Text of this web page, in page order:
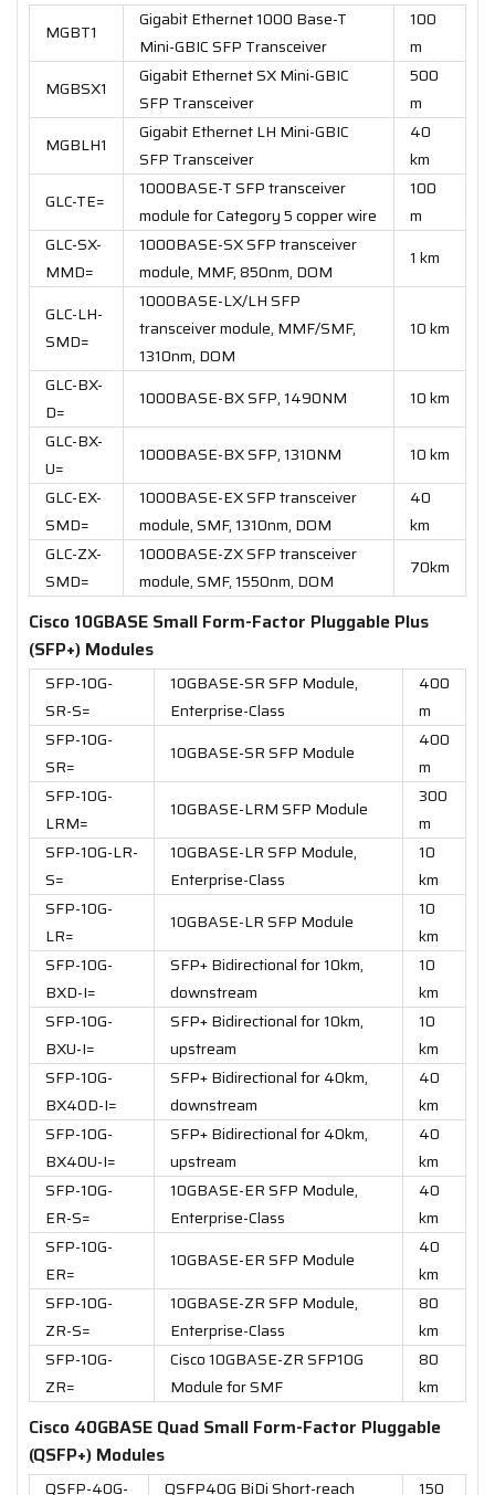
MGBT1
Gigabit Ethernet 1000 Base-T
Mini-GBIC SFP Transceiver
100
m
MGBSX1
Gigabit Ethernet SX Mini-GBIC
SFP Transceiver
500
m
MGBLH1
Gigabit Ethernet LH Mini-GBIC
SFP Transceiver
40
km
GLC-TE=
1000BASE-T SFP transceiver
module for Category 5 copper wire
100
m
GLC-SX-
MMD=
1000BASE-SX SFP transceiver
module, MMF, 850nm, DOM
1 km
GLC-LH-
SMD=
1000BASE-LX/LH SFP
transceiver module, MMF/SMF,
1310nm, DOM
10 km
GLC-BX-
D=
1000BASE-BX SFP, 1490NM
10 km
GLC-BX-
U=
1000BASE-BX SFP, 1310NM
10 km
GLC-EX-
SMD=
1000BASE-EX SFP transceiver
module, SMF, 1310nm, DOM
40
km
GLC-ZX-
SMD=
1000BASE-ZX SFP transceiver
module, SMF, 1550nm, DOM
70km
Cisco 10GBASE Small Form-Factor Pluggable Plus
(SFP+) Modules
SFP-10G-
SR-S=
10GBASE-SR SFP Module,
Enterprise-Class
400
m
SFP-10G-
SR=
10GBASE-SR SFP Module
400
m
SFP-10G-
LRM=
10GBASE-LRM SFP Module
300
m
SFP-10G-LR-
S=
10GBASE-LR SFP Module,
Enterprise-Class
10
km
SFP-10G-
LR=
10GBASE-LR SFP Module
10
km
SFP-10G-
BXD-I=
SFP+ Bidirectional for 10km,
downstream
10
km
SFP-10G-
BXU-I=
SFP+ Bidirectional for 10km,
upstream
10
km
SFP-10G-
BX40D-I=
SFP+ Bidirectional for 40km,
downstream
40
km
SFP-10G-
BX40U-I=
SFP+ Bidirectional for 40km,
upstream
40
km
SFP-10G-
ER-S=
10GBASE-ER SFP Module,
Enterprise-Class
40
km
SFP-10G-
ER=
10GBASE-ER SFP Module
40
km
SFP-10G-
ZR-S=
10GBASE-ZR SFP Module,
Enterprise-Class
80
km
SFP-10G-
ZR=
Cisco 10GBASE-ZR SFP10G
Module for SMF
80
km
Cisco 40GBASE Quad Small Form-Factor Pluggable
(QSFP+) Modules
QSFP-40G- QSFP40G BiDi Short-reach 150